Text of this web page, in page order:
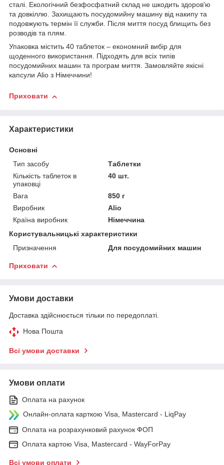
сталі. Екологічний безфосфатний склад не шкодить здоров'ю
та довкіллю. Захищають посудомийну машину від накипу та
подовжують термін її служби. Після миття посуд блищить без
розводів та плям.
Упаковка містить 40 таблеток – економний вибір для
щоденного використання. Підходять для всіх типів
посудомийних машин та програм миття. Замовляйте якісні
капсули Alio з Німеччини!
Приховати
Характеристики
Основні
Тип засобу
Таблетки
Кількість таблеток в
упаковці
40 шт.
Вага
850 г
Виробник
Alio
Країна виробник
Німеччина
Користувальницькі характеристики
Призначення
Для посудомийних машин
Приховати
Умови доставки
Доставка здійснюється тільки по передоплаті.
Нова Пошта
Всі умови доставки
Умови оплати
Оплата на рахунок
Онлайн-оплата карткою Visa, Mastercard - LiqPay
Оплата на розрахунковий рахунок ФОП
Оплата картою Visa, Mastercard - WayForPay
Всі умови оплати